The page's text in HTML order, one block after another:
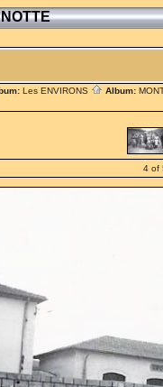
Les ENVIRONS Album:
4 of